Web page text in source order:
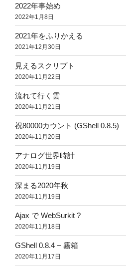
2022年事始め
2022年1月8日
2021年をふりかえる
2021年12月30日
見えるスクリプト
2020年11月22日
流れて行く雲
2020年11月21日
祝80000カウント (GShell 0.8.5)
2020年11月20日
アナログ世界時計
2020年11月19日
深まる2020年秋
2020年11月19日
Ajax で WebSurkit ?
2020年11月18日
GShell 0.8.4 − 霧箱
2020年11月17日